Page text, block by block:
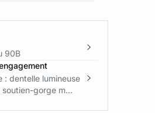
90B
: dentelle lumineuse
gorge m...